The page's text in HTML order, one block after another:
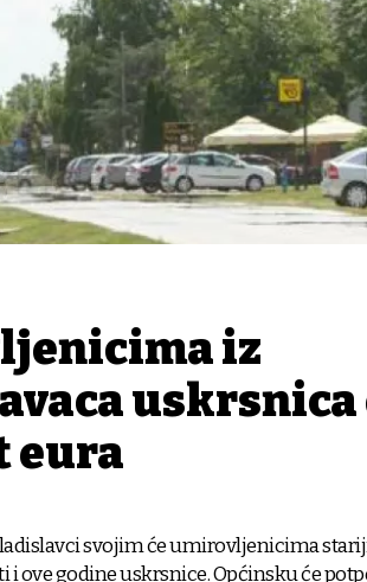
iz
uskrsnica
eura
svojim će umirovljenicima
i ove godine uskrsnice. Općinsku će